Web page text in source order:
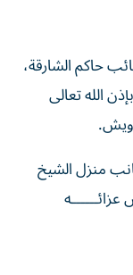
حاكم الشارقة،
الله تعالى
منزل الشيخ
4، عن خالص عزائــــــه